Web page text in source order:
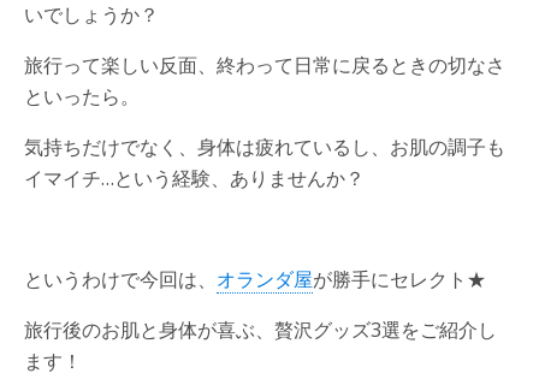
いでしょうか？
旅行って楽しい反面、終わって日常に戻るときの切なさ
といったら。
気持ちだけでなく、身体は疲れているし、お肌の調子も
イマイチ…という経験、ありませんか？
というわけで今回は、 オランダ屋が勝手にセレクト★
旅行後のお肌と身体が喜ぶ、贅沢グッズ3選をご紹介し
ます！